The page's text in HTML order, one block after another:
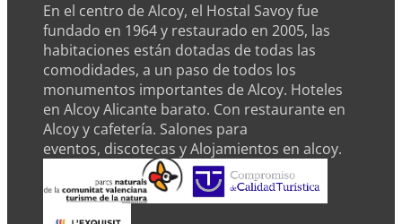
En el centro de Alcoy, el Hostal Savoy fue
fundado en 1964 y restaurado en 2005, las
habitaciones están dotadas de todas las
comodidades, a un paso de todos los
monumentos importantes de Alcoy. Hoteles
en Alcoy Alicante barato. Con restaurante en
Alcoyy cafetería. Salones para
eventos, discotecas y Alojamientos en alcoy.